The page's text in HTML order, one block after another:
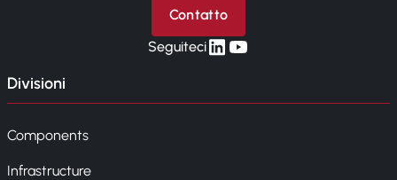
Contatto
Seguitecilinkedin
yt
Divisioni
Components
Infrastructure